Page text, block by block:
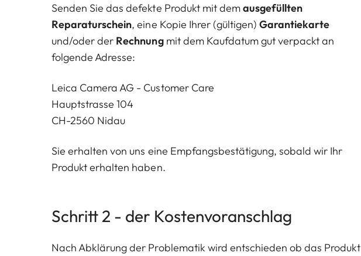
Senden Sie das defekte Produkt mit demausgefüllten
Reparaturschein, eine Kopie Ihrer (gültigen)Garantiekarte
und/oder der Rechnung mit dem Kaufdatum gut verpackt an
folgende Adresse:
Leica Camera AG - Customer Care
Hauptstrasse 104
CH-2560 Nidau
Sie erhalten von uns eine Empfangsbestätigung, sobald wir Ihr
Produkt erhalten haben.
Schritt 2 - der Kostenvoranschlag
Nach Abklärung der Problematik wird entschieden ob das Produkt